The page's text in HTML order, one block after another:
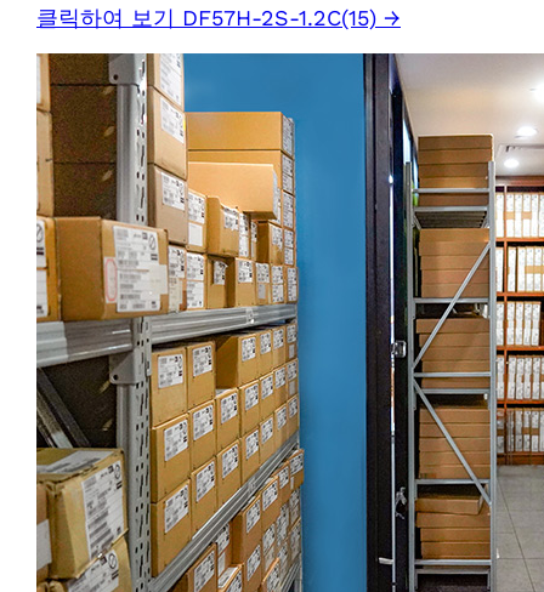
클릭하여 보기 DF57H-2S-1.2C(15) →